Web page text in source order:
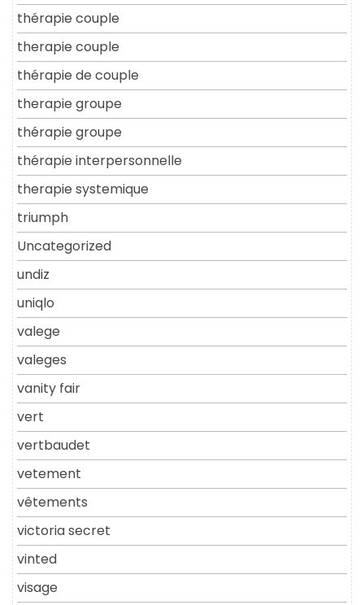
thérapie couple
therapie couple
thérapie de couple
therapie groupe
thérapie groupe
thérapie interpersonnelle
therapie systemique
triumph
Uncategorized
undiz
uniqlo
valege
valeges
vanity fair
vert
vertbaudet
vetement
vêtements
victoria secret
vinted
visage